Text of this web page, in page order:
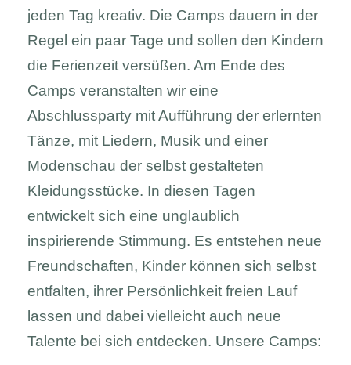
jeden Tag kreativ. Die Camps dauern in der
Regel ein paar Tage und sollen den Kindern
die Ferienzeit versüßen. Am Ende des
Camps veranstalten wir eine
Abschlussparty mit Aufführung der erlernten
Tänze, mit Liedern, Musik und einer
Modenschau der selbst gestalteten
Kleidungsstücke. In diesen Tagen
entwickelt sich eine unglaublich
inspirierende Stimmung. Es entstehen neue
Freundschaften, Kinder können sich selbst
entfalten, ihrer Persönlichkeit freien Lauf
lassen und dabei vielleicht auch neue
Talente bei sich entdecken. Unsere Camps: